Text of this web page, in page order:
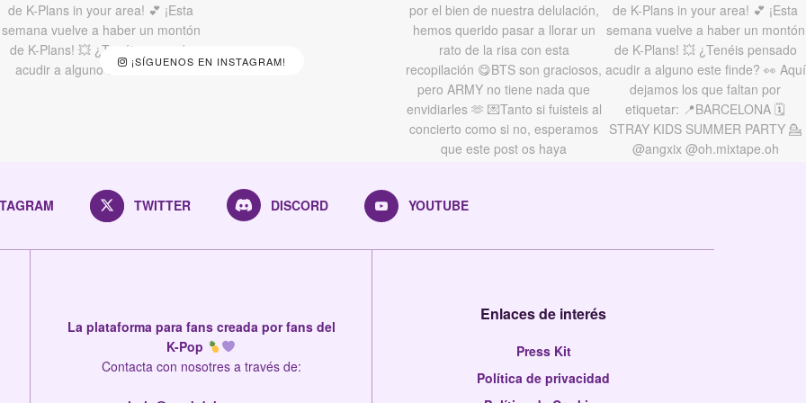
¡SÍGUENOS EN INSTAGRAM!
TWITTER DISCORD YOUTUBE
La plataforma para fans creada por fans del
K-Pop
Contacta con nosotres a través de:
Enlaces de interés
Press Kit
Política de privacidad